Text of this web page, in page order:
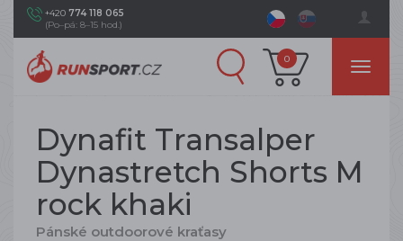
+420 774 118 065
(Po–pá: 8–15 hod.)
0
Dynafit Transalper
Dynastretch Shorts M
rock khaki
Pánské outdoorové kraťasy